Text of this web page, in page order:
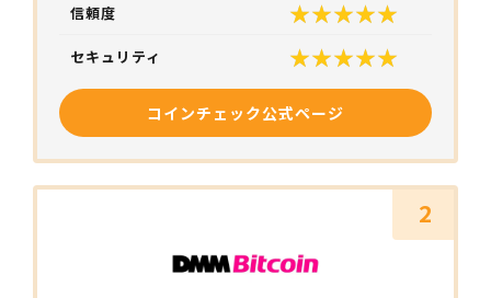
信頼度
セキュリティ
コインチェック公式ページ
2